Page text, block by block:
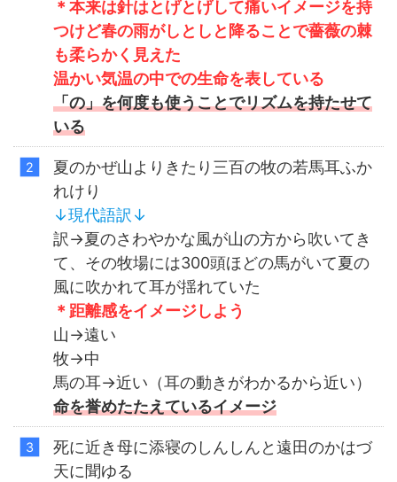
＊本来は針はとげとげして痛いイメージを持
つけど春の雨がしとしと降ることで薔薇の棘
も柔らかく見えた
温かい気温の中での生命を表している
「の」を何度も使うことでリズムを持たせて
いる
夏のかぜ山よりきたり三百の牧の若馬耳ふか
れけり
↓現代語訳 ↓
訳→夏のさわやかな風が山の方から吹いてき
て、その牧場には300頭ほどの馬がいて夏の
風に吹かれて耳が揺れていた
＊距離感をイメージしよう
山→遠い
牧→中
馬の耳→近い（耳の動きがわかるから近い）
命を誉めたたえているイメージ
死に近き母に添寝のしんしんと遠田のかはづ
天に聞ゆる